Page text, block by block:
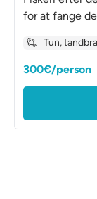
for at fange
Tun,
300€/person